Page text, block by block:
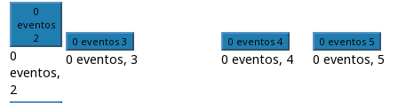
0
eventos
2
0
eventos,
2
0 eventos 3
0 eventos, 3
0 eventos 4
0 eventos, 4
0 eventos 5
0 eventos, 5